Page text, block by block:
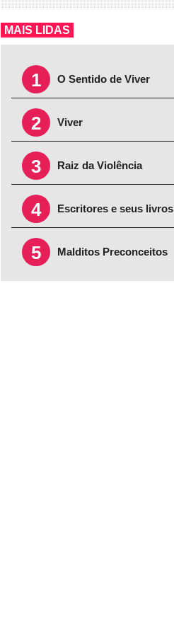
MAIS LIDAS
1 O Sentido de Viver
2 Viver
3 Raiz da Violência
4 Escritores e seus livros
5 Malditos Preconceitos